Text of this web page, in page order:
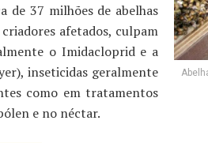
de 37 milhões de abelhas
afetados, culpam
o Imidacloprid e a
inseticidas geralmente
como em tratamentos
e no néctar.